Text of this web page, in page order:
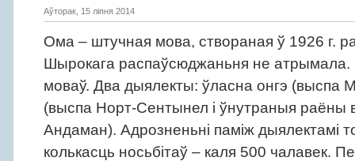
Аўторак, 15 ліпня 2014
Ома – штучная мова, створаная ў 1926 г.
Шырокага распаўсюджаньня не атрымала.
моваў. Два дыялекты: ўласна онгэ (выспа
(выспа Норт-Сентынел і ўнутраныя раёны
Андаман). Адрозненьні паміж дыялектамі
колькасць носьбітаў – каля 500 чалавек.